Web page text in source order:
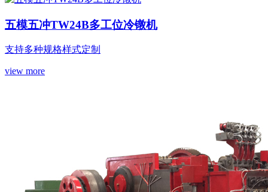
五模五冲TW24B多工位冷镦机
支持多种规格样式定制
view more